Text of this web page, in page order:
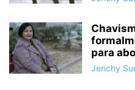
para
Jenchy